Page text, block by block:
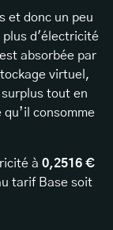
et donc un peu
plus d'électricité
absorbée par
virtuel,
tout en
consomme
à 0,2516 €
tarif Base soit